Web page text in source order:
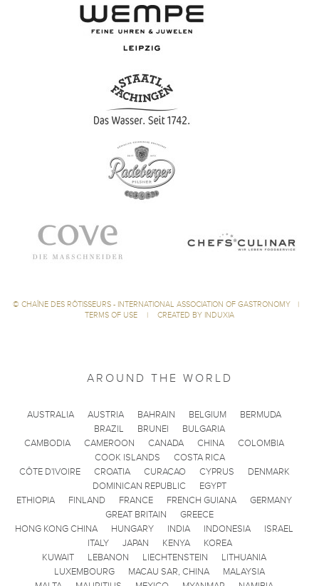
© CHAÎNE DES RÔTISSEURS - INTERNATIONAL ASSOCIATION OF GASTRONOMY
|
TERMS OF USE
| CREATED BY INDUXIA
AROUND THE WORLD
AUSTRALIA AUSTRIA BAHRAIN BELGIUM
BERMUDA
BRAZIL
BRUNEI
BULGARIA
CAMBODIA
CAMEROON CANADA CHINA
COLOMBIA
COOK ISLANDS
COSTA RICA
CÔTE D'IVOIRE
CROATIA CURACAO CYPRUS
DENMARK
DOMINICAN REPUBLIC
EGYPT
ETHIOPIA
FINLAND FRANCE FRENCH GUIANA
GERMANY
GREAT BRITAIN
GREECE
HONG KONG CHINA
HUNGARY INDIA INDONESIA
ISRAEL
ITALY
JAPAN KENYA
KOREA
KUWAIT
LEBANON LIECHTENSTEIN
LITHUANIA
LUXEMBOURG
MACAU SAR, CHINA
MALAYSIA